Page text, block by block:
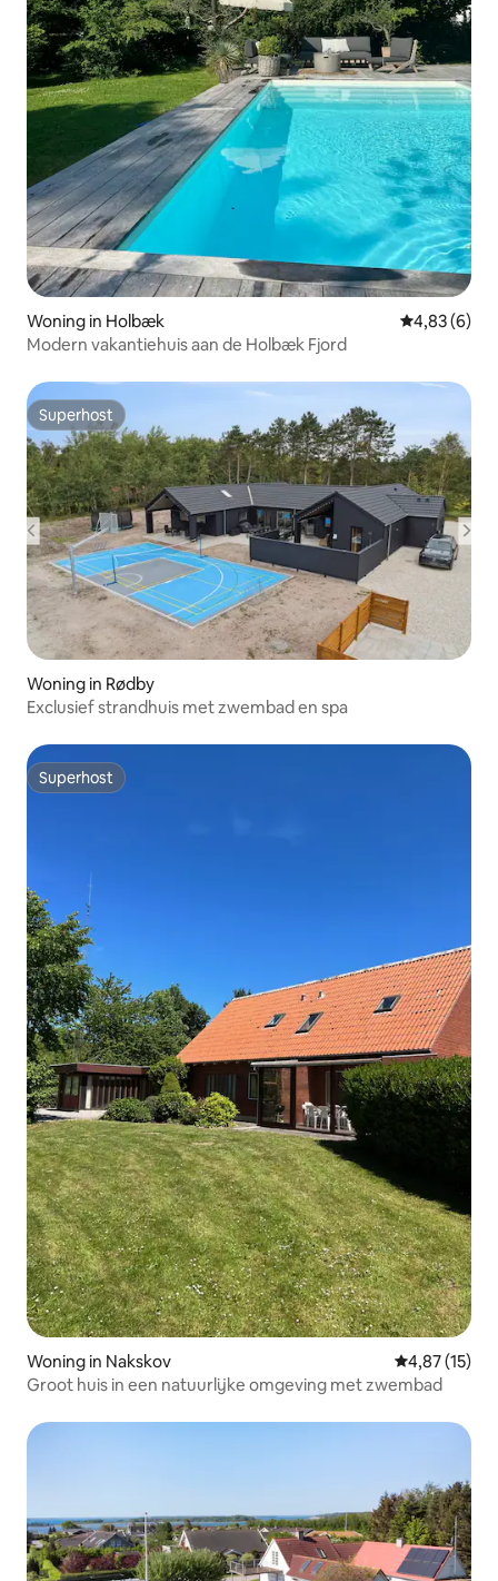
Woning in Holbæk Gemiddelde
4,83 (6)
Modern vakantiehuis aan de Holbæk Fjord
Superhost
Superhost
Woning in Rødby
Exclusief strandhuis met zwembad en spa
Superhost
Superhost
Woning in Nakskov Gemiddelde
4,87 (15)
Groot huis in een natuurlijke omgeving met zwembad